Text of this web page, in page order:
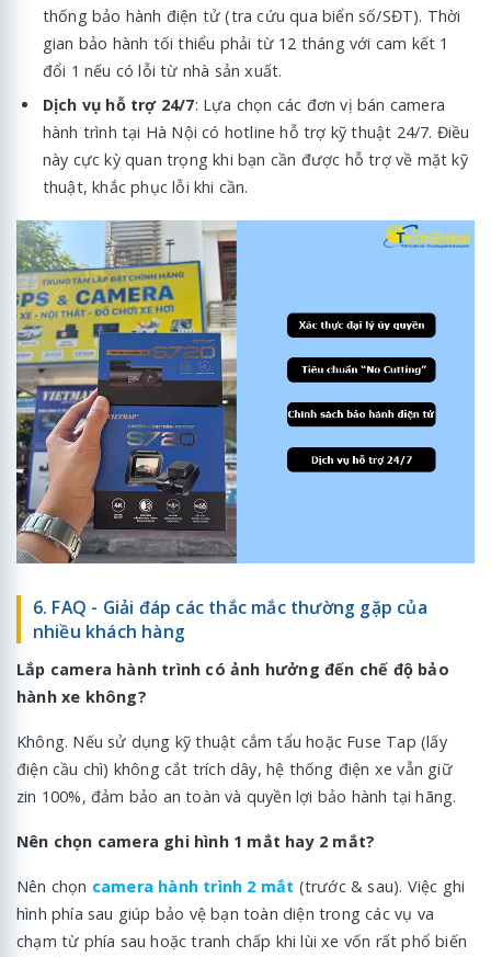
thống bảo hành điện tử (tra cứu qua biển số/SĐT). Thời
gian bảo hành tối thiểu phải từ 12 tháng với cam kết 1
đổi 1 nếu có lỗi từ nhà sản xuất.
Dịch vụ hỗ trợ 24/7: Lựa chọn các đơn vị bán camera
hành trình tại Hà Nội có hotline hỗ trợ kỹ thuật 24/7. Điều
này cực kỳ quan trọng khi bạn cần được hỗ trợ về mặt kỹ
thuật, khắc phục lỗi khi cần.
6. FAQ - Giải đáp các thắc mắc thường gặp của
nhiều khách hàng
Lắp camera hành trình có ảnh hưởng đến chế độ bảo
hành xe không?
Không. Nếu sử dụng kỹ thuật cắm tẩu hoặc Fuse Tap (lấy
điện cầu chì) không cắt trích dây, hệ thống điện xe vẫn giữ
zin 100%, đảm bảo an toàn và quyền lợi bảo hành tại hãng.
Nên chọn camera ghi hình 1 mắt hay 2 mắt?
Nên chọn camera hành trình 2 mắt (trước & sau). Việc ghi
hình phía sau giúp bảo vệ bạn toàn diện trong các vụ va
chạm từ phía sau hoặc tranh chấp khi lùi xe vốn rất phổ biến